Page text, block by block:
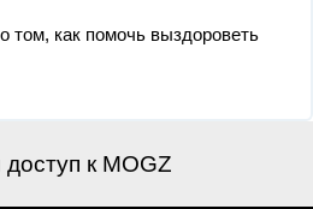
том, как помочь выздороветь
к MOGZ